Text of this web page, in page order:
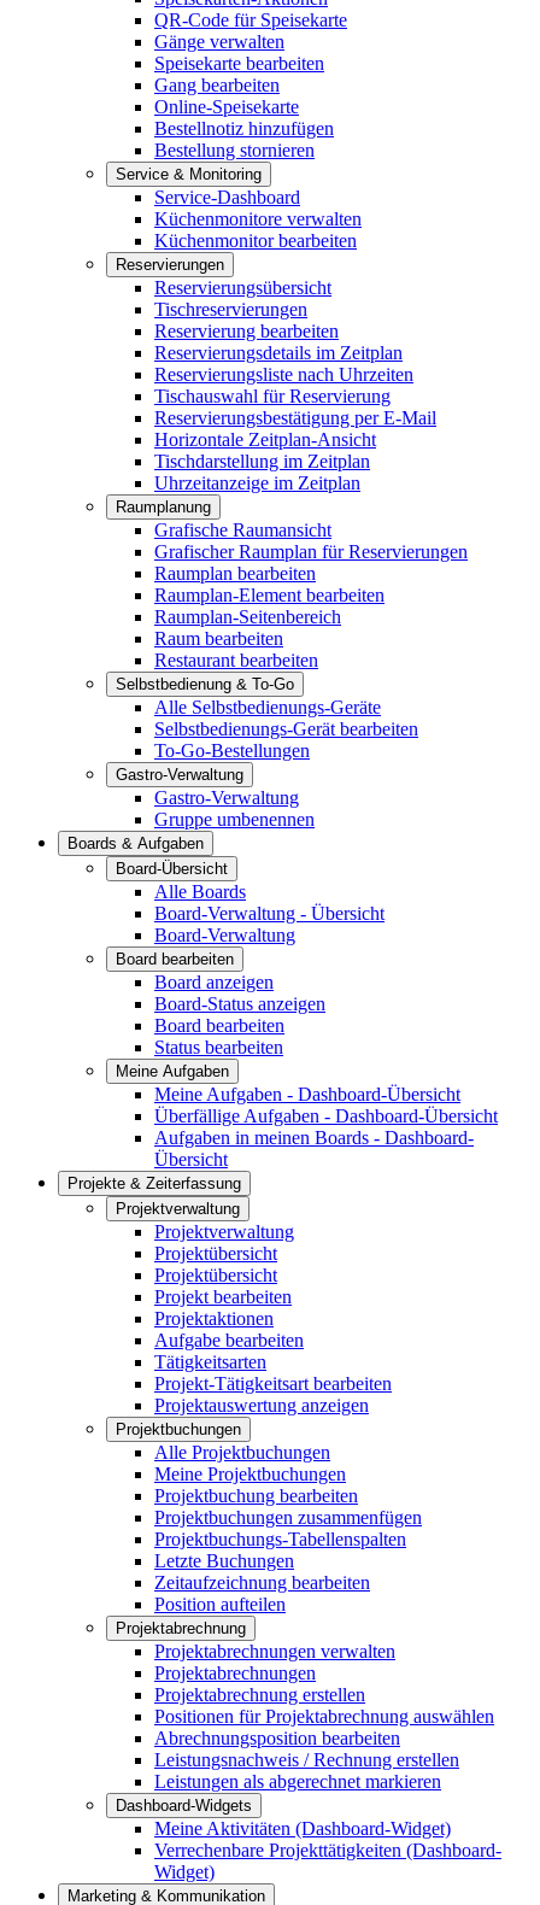
QR-Code für Speisekarte
Gänge verwalten
Speisekarte bearbeiten
Gang bearbeiten
Online-Speisekarte
Bestellnotiz hinzufügen
Bestellung stornieren
Service & Monitoring
Service-Dashboard
Küchenmonitore verwalten
Küchenmonitor bearbeiten
Reservierungen
Reservierungsübersicht
Tischreservierungen
Reservierung bearbeiten
Reservierungsdetails im Zeitplan
Reservierungsliste nach Uhrzeiten
Tischauswahl für Reservierung
Reservierungsbestätigung per E-Mail
Horizontale Zeitplan-Ansicht
Tischdarstellung im Zeitplan
Uhrzeitanzeige im Zeitplan
Raumplanung
Grafische Raumansicht
Grafischer Raumplan für Reservierungen
Raumplan bearbeiten
Raumplan-Element bearbeiten
Raumplan-Seitenbereich
Raum bearbeiten
Restaurant bearbeiten
Selbstbedienung & To-Go
Alle Selbstbedienungs-Geräte
Selbstbedienungs-Gerät bearbeiten
To-Go-Bestellungen
Gastro-Verwaltung
Gastro-Verwaltung
Gruppe umbenennen
Boards & Aufgaben
Board-Übersicht
Alle Boards
Board-Verwaltung - Übersicht
Board-Verwaltung
Board bearbeiten
Board anzeigen
Board-Status anzeigen
Board bearbeiten
Status bearbeiten
Meine Aufgaben
Meine Aufgaben - Dashboard-Übersicht
Überfällige Aufgaben - Dashboard-Übersicht
Aufgaben in meinen Boards - Dashboard-
Übersicht
Projekte & Zeiterfassung
Projektverwaltung
Projektverwaltung
Projektübersicht
Projektübersicht
Projekt bearbeiten
Projektaktionen
Aufgabe bearbeiten
Tätigkeitsarten
Projekt-Tätigkeitsart bearbeiten
Projektauswertung anzeigen
Projektbuchungen
Alle Projektbuchungen
Meine Projektbuchungen
Projektbuchung bearbeiten
Projektbuchungen zusammenfügen
Projektbuchungs-Tabellenspalten
Letzte Buchungen
Zeitaufzeichnung bearbeiten
Position aufteilen
Projektabrechnung
Projektabrechnungen verwalten
Projektabrechnungen
Projektabrechnung erstellen
Positionen für Projektabrechnung auswählen
Abrechnungsposition bearbeiten
Leistungsnachweis / Rechnung erstellen
Leistungen als abgerechnet markieren
Dashboard-Widgets
Meine Aktivitäten (Dashboard-Widget)
Verrechenbare Projekttätigkeiten (Dashboard-
Widget)
Marketing & Kommunikation